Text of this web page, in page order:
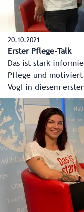
20.10.2021
Erster Pflege-Talk
Das ist stark
Pflege und
Vogl in diesem
Radauer
(Hilfswerk).